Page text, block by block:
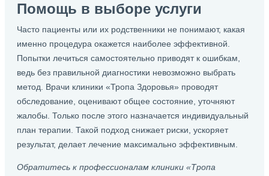
Помощь в выборе услуги
Часто пациенты или их родственники не понимают, какая
именно процедура окажется наиболее эффективной.
Попытки лечиться самостоятельно приводят к ошибкам,
ведь без правильной диагностики невозможно выбрать
метод. Врачи клиники «Тропа Здоровья» проводят
обследование, оценивают общее состояние, уточняют
жалобы. Только после этого назначается индивидуальный
план терапии. Такой подход снижает риски, ускоряет
результат, делает лечение максимально эффективным.
Обратитесь к профессионалам клиники «Тропа